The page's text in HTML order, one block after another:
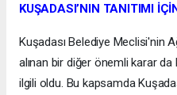
KUŞADASI’NIN TANITIMI
Kuşadası Belediye Meclisi'nin
alınan bir diğer önemli karar da
ilgili oldu. Bu kapsamda